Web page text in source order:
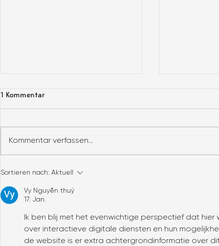
Tiny House Transport – wie
er?
1 Kommentar
Kommentar verfassen...
Sortieren nach: Aktuell
Vy Nguyễn thuý
17. Jan.
Ik ben blij met het evenwichtige perspectief dat
over interactieve digitale diensten en hun
de website is er extra achtergrondinformatie over